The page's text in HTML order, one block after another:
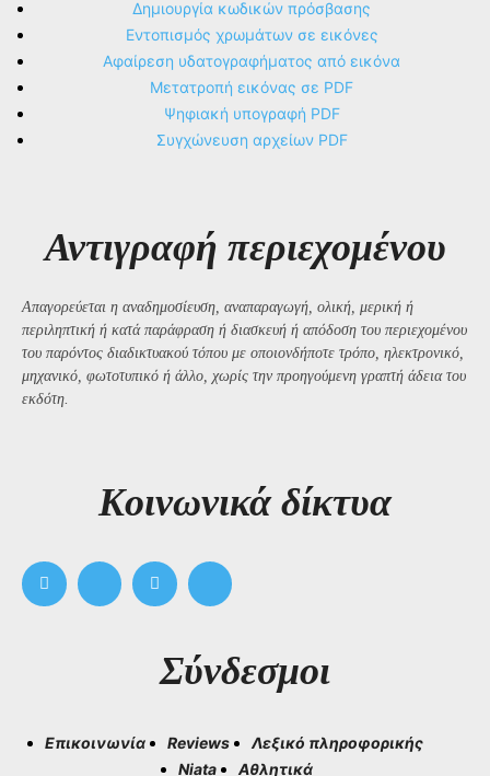
Δημιουργία κωδικών πρόσβασης
Εντοπισμός χρωμάτων σε εικόνες
Αφαίρεση υδατογραφήματος από εικόνα
Μετατροπή εικόνας σε PDF
Ψηφιακή υπογραφή PDF
Συγχώνευση αρχείων PDF
Αντιγραφή περιεχομένου
Απαγορεύεται η αναδημοσίευση, αναπαραγωγή, ολική, μερική ή
περιληπτική ή κατά παράφραση ή διασκευή ή απόδοση του περιεχομένου
του παρόντος διαδικτυακού τόπου με οποιονδήποτε τρόπο, ηλεκτρονικό,
μηχανικό, φωτοτυπικό ή άλλο, χωρίς την προηγούμενη γραπτή άδεια του
εκδότη.
Kοινωνικά δίκτυα
Σύνδεσμοι
Επικοινωνία Reviews
Λεξικό πληροφορικής
Niata
Αθλητικά